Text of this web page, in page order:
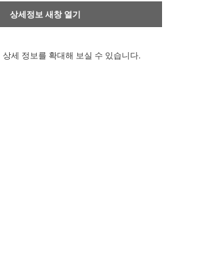
상세정보 새창 열기
상세 정보를 확대해 보실 수 있습니다.